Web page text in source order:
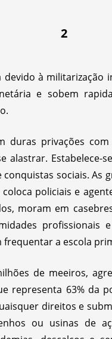
2
à militarização
e sobem
duras privações
alastrar.
sociais. As
policiais e
moram em
a escola
de meeiros,
representa 63%
direitos e
ou usinas de